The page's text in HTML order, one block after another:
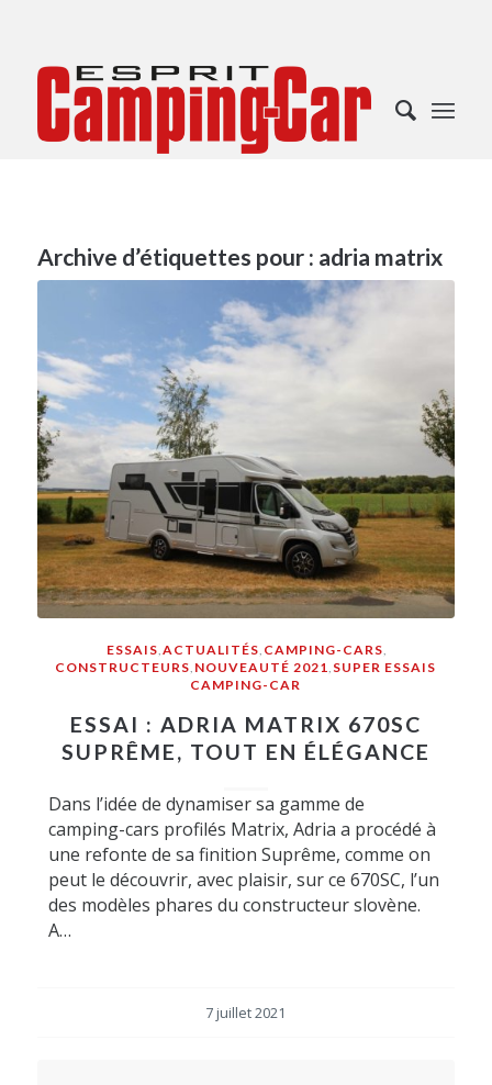
Archive d’étiquettes pour : adria matrix
ESSAIS ACTUALITÉS CAMPING-CARS
CONSTRUCTEURS NOUVEAUTÉ 2021 SUPER ESSAIS
CAMPING-CAR
ESSAI : ADRIA MATRIX 670SC
SUPRÊME, TOUT EN ÉLÉGANCE
Dans l’idée de dynamiser sa gamme de
camping-cars profilés Matrix, Adria a procédé à
une refonte de sa finition Suprême, comme on
peut le découvrir, avec plaisir, sur ce 670SC, l’un
des modèles phares du constructeur slovène.
A…
7 juillet 2021